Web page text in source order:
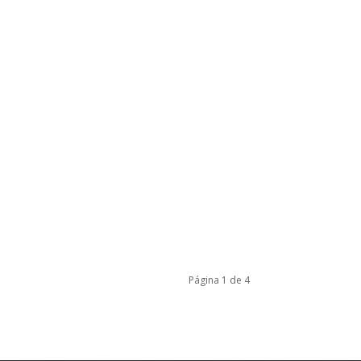
Página 1 de 4